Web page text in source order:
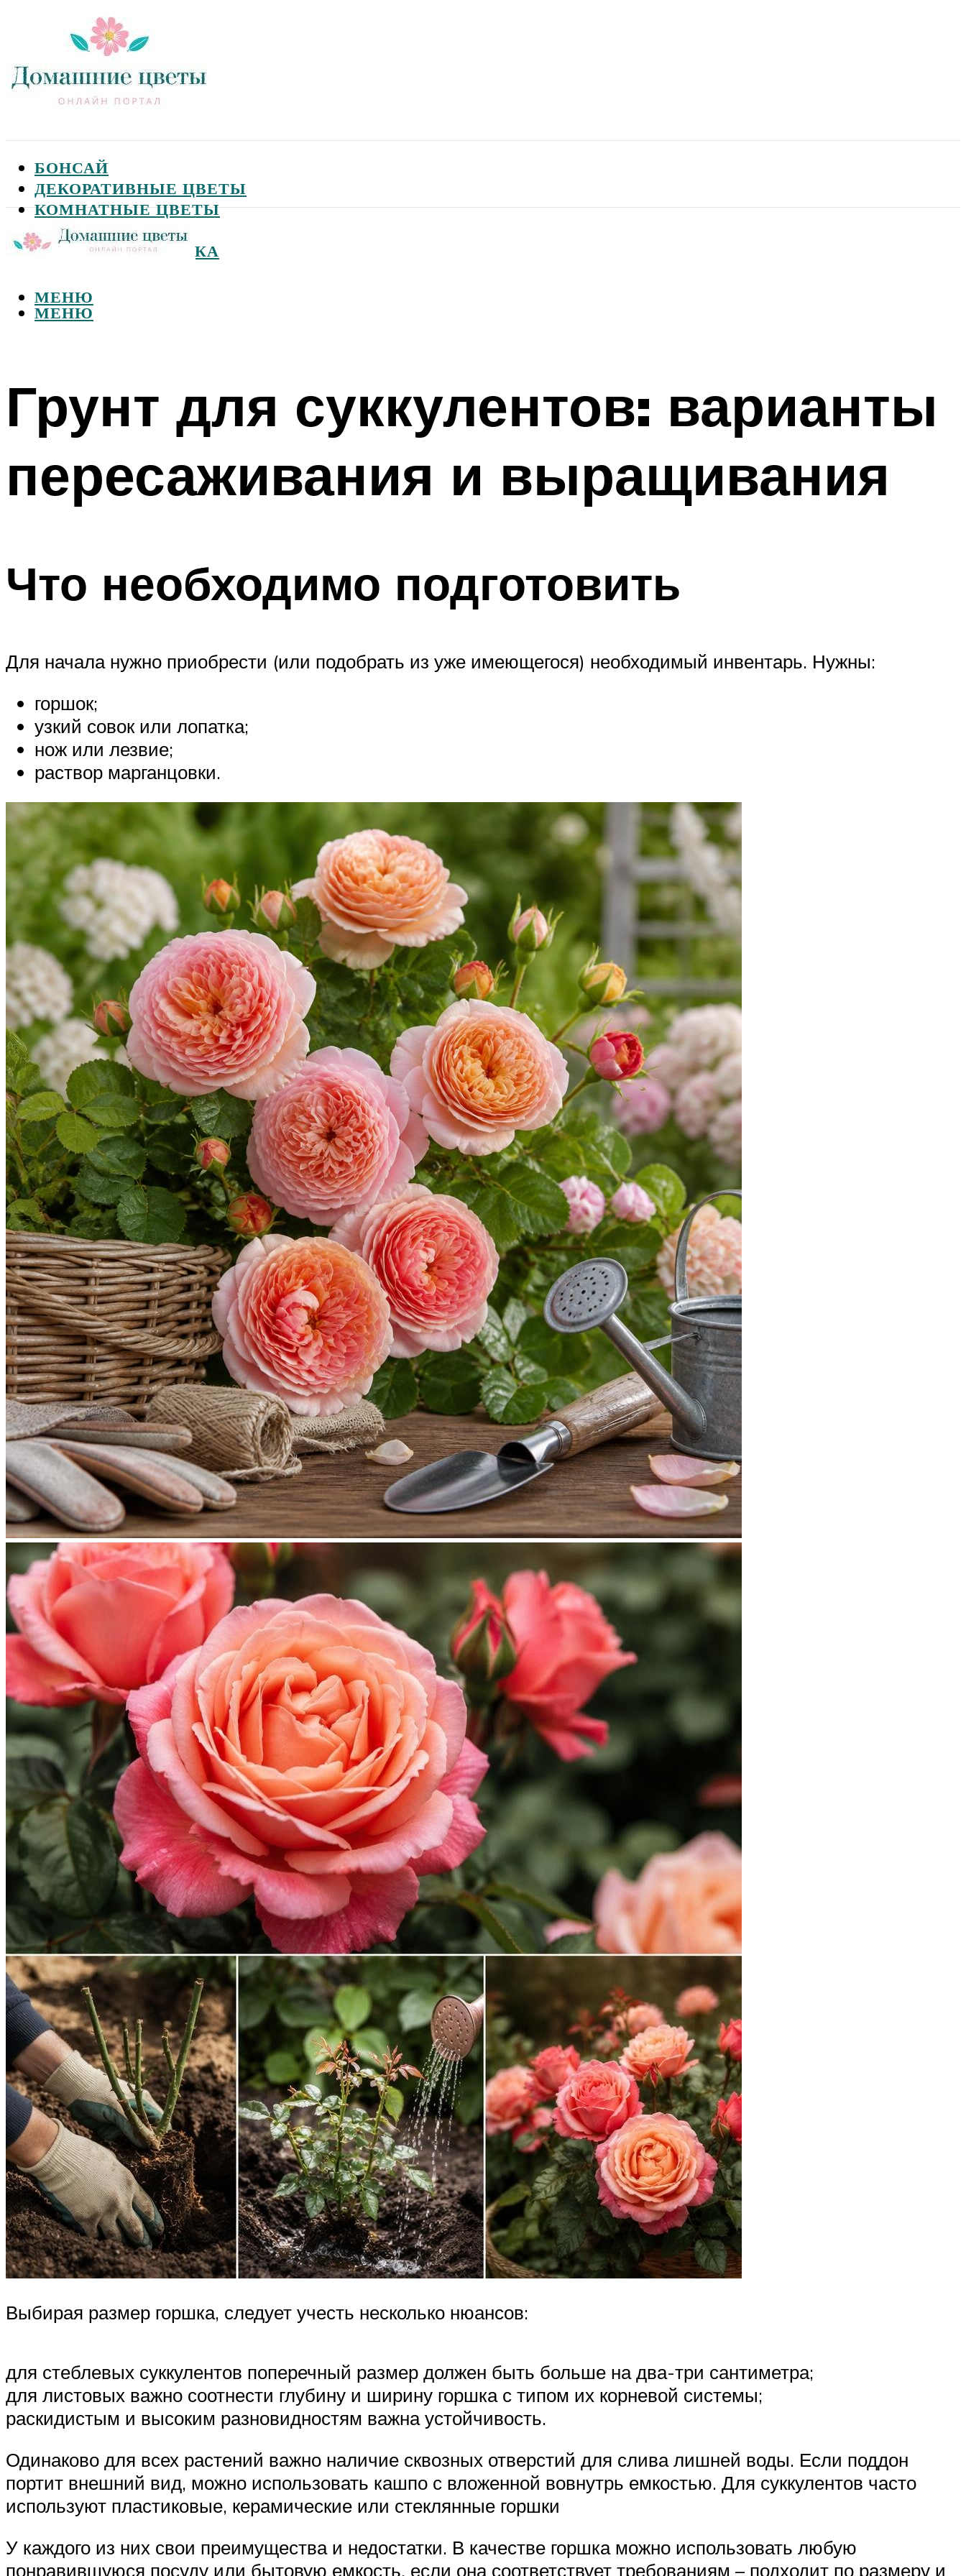
БОНСАЙ
ДЕКОРАТИВНЫЕ ЦВЕТЫ
КОМНАТНЫЕ ЦВЕТЫ
САДОВЫЕ ЦВЕТЫ
СЕМЕНА И ПОСАДКА
МЕНЮ
МЕНЮ
Грунт для суккулентов: варианты
пересаживания и выращивания
Что необходимо подготовить
Для начала нужно приобрести (или подобрать из уже имеющегося) необходимый инвентарь. Нужны:
горшок;
узкий совок или лопатка;
нож или лезвие;
раствор марганцовки.
Выбирая размер горшка, следует учесть несколько нюансов:
для стеблевых суккулентов поперечный размер должен быть больше на два-три сантиметра;
для листовых важно соотнести глубину и ширину горшка с типом их корневой системы;
раскидистым и высоким разновидностям важна устойчивость.
Одинаково для всех растений важно наличие сквозных отверстий для слива лишней воды. Если поддон
портит внешний вид, можно использовать кашпо с вложенной вовнутрь емкостью. Для суккулентов часто
используют пластиковые, керамические или стеклянные горшки
У каждого из них свои преимущества и недостатки. В качестве горшка можно использовать любую
понравившуюся посуду или бытовую емкость, если она соответствует требованиям – подходит по размеру и